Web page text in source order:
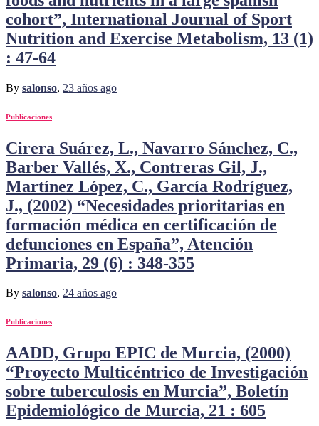
cohort”, International Journal of Sport
Nutrition and Exercise Metabolism, 13 (1)
: 47-64
By salonso, 23 años ago
Publicaciones
Cirera Suárez, L., Navarro Sánchez, C.,
Barber Vallés, X., Contreras Gil, J.,
Martínez López, C., García Rodríguez,
J., (2002) “Necesidades prioritarias en
formación médica en certificación de
defunciones en España”, Atención
Primaria, 29 (6) : 348-355
By salonso, 24 años ago
Publicaciones
AADD, Grupo EPIC de Murcia, (2000)
“Proyecto Multicéntrico de Investigación
sobre tuberculosis en Murcia”, Boletín
Epidemiológico de Murcia, 21 : 605